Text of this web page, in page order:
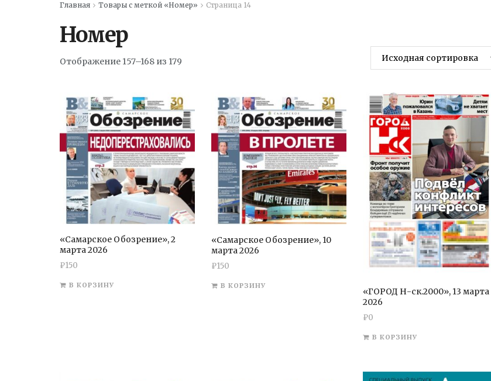
Главная Товары с меткой «Номер» Страница 14
Номер
Отображение 157–168 из 179
«Самарское Обозрение», 2
марта 2026
₽150
В КОРЗИНУ
«Самарское Обозрение», 10
марта 2026
₽150
В КОРЗИНУ
«ГОРОД Н-ск.2000», 13 марта
2026
₽0
В КОРЗИНУ